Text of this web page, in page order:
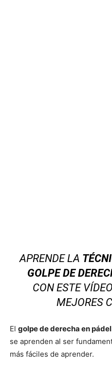
APRENDE LA
GOLPE DE
CON ESTE
MEJORES
El golpe de derecha en pádel
se aprenden al ser
más fáciles de aprender.